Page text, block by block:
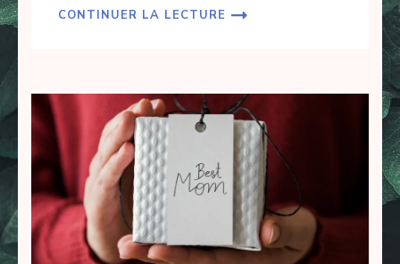
CONTINUER LA LECTURE